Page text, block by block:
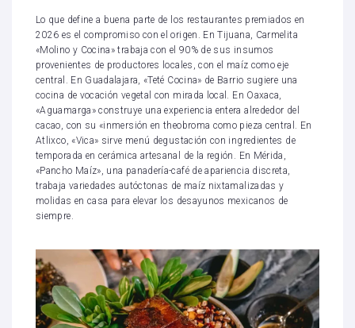
Lo que define a buena parte de los restaurantes premiados en
2026 es el compromiso con el origen. En Tijuana, Carmelita
«Molino y Cocina» trabaja con el 90% de sus insumos
provenientes de productores locales, con el maíz como eje
central. En Guadalajara, «Teté Cocina» de Barrio sugiere una
cocina de vocación vegetal con mirada local. En Oaxaca,
«Aguamarga» construye una experiencia entera alrededor del
cacao, con su «inmersión en theobroma como pieza central. En
Atlixco, «Vica» sirve menú degustación con ingredientes de
temporada en cerámica artesanal de la región. En Mérida,
«Pancho Maíz», una panadería-café de apariencia discreta,
trabaja variedades autóctonas de maíz nixtamalizadas y
molidas en casa para elevar los desayunos mexicanos de
siempre.